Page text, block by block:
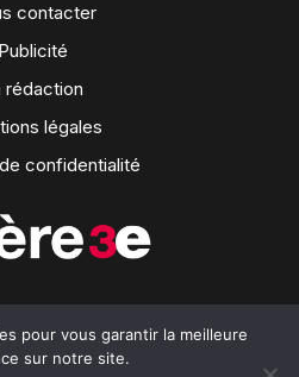
contacter
Publicité
rédaction
légales
confidentialité
pour vous garantir la meilleure
sur notre site.